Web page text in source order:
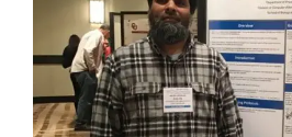
আমেরিকায় পিএইচডি করতে যে বিষয়ে
প্রয়োজন